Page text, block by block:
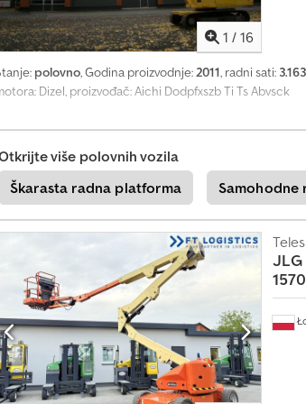
1 / 16
polovno, Godina proizvodnje:2011, radni sati:
Dizel, proizvođač: Aichi Dodpfxszb Ti Ts Abvsck
više polovnih vozila
Škarasta radna platforma
Samohodne
JLG